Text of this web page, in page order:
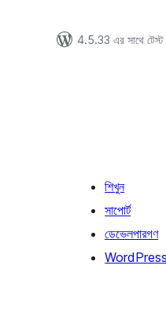
4.5.33 এর সাথে টেস্ট
শিখুন
সাপোর্ট
ডেভেলপারগণ